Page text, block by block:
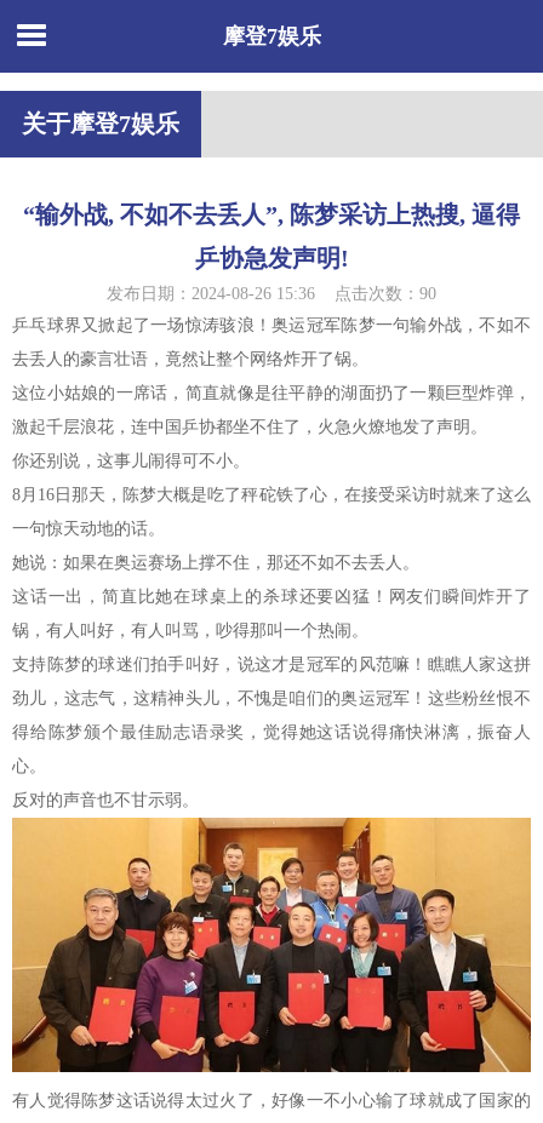
摩登7娱乐
关于摩登7娱乐
“输外战, 不如不去丢人”, 陈梦采访上热搜, 逼得
乒协急发声明!
发布日期：2024-08-26 15:36 点击次数：90
乒乓球界又掀起了一场惊涛骇浪！奥运冠军陈梦一句输外战，不如不
去丢人的豪言壮语，竟然让整个网络炸开了锅。
这位小姑娘的一席话，简直就像是往平静的湖面扔了一颗巨型炸弹，
激起千层浪花，连中国乒协都坐不住了，火急火燎地发了声明。
你还别说，这事儿闹得可不小。
8月16日那天，陈梦大概是吃了秤砣铁了心，在接受采访时就来了这么
一句惊天动地的话。
她说：如果在奥运赛场上撑不住，那还不如不去丢人。
这话一出，简直比她在球桌上的杀球还要凶猛！网友们瞬间炸开了
锅，有人叫好，有人叫骂，吵得那叫一个热闹。
支持陈梦的球迷们拍手叫好，说这才是冠军的风范嘛！瞧瞧人家这拼
劲儿，这志气，这精神头儿，不愧是咱们的奥运冠军！这些粉丝恨不
得给陈梦颁个最佳励志语录奖，觉得她这话说得痛快淋漓，振奋人
心。
反对的声音也不甘示弱。
有人觉得陈梦这话说得太过火了，好像一不小心输了球就成了国家的